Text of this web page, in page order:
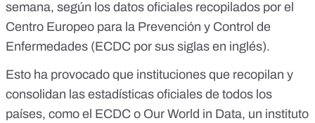
semana, según los datos oficiales recopilados por el
Centro Europeo para la Prevención y Control de
Enfermedades (ECDC por sus siglas en inglés).
Esto ha provocado que instituciones que recopilan y
consolidan las estadísticas oficiales de todos los
países, como el ECDC o Our World in Data, un instituto